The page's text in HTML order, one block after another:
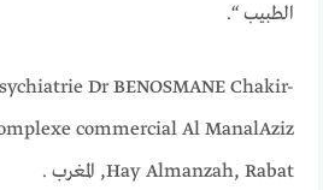
الطبيب “.
Dr BENOSMANE Chakir-
Aziz
commercial Al Manal
Hay Almanzah, Rabat, المغرب .